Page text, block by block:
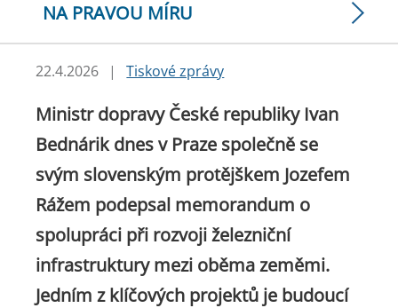
NA PRAVOU MÍRU
22.4.2026 | Tiskové zprávy
Ministr dopravy České republiky Ivan
Bednárik dnes v Praze společně se
svým slovenským protějškem Jozefem
Rážem podepsal memorandum o
spolupráci při rozvoji železniční
infrastruktury mezi oběma zeměmi.
Jedním z klíčových projektů je budoucí